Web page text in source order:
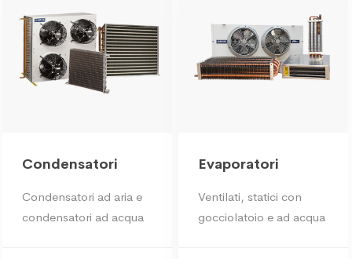
Condensatori
Condensatori ad aria e
condensatori ad acqua
Evaporatori
Ventilati, statici con
gocciolatoio e ad acqua